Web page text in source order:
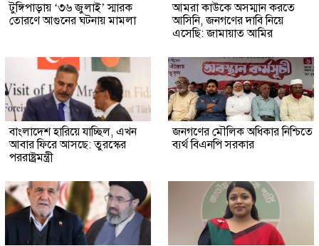
টুঙ্গিপাড়ায় ‘৩৬ জুলাই’ স্মারক
তোরণে আগুনের ঘটনায় মামলা
আমরা কাউকে অসম্মান করতে
আসিনি, জনগণের দাবি নিয়ে
এসেছি: জামায়াত আমির
বাংলাদেশ হারিয়ে যাচ্ছিল, এখন
আবার ফিরে আসছে: তুরস্কের
পররাষ্ট্রমন্ত্রী
জনগণের মৌলিক অধিকার নিশ্চিতে
ব্যর্থ বিএনপি সরকার